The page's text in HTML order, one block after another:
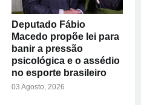
Deputado Fábio
Macedo propõe lei para
banir a pressão
psicológica e o assédio
no esporte brasileiro
03 Agosto, 2026